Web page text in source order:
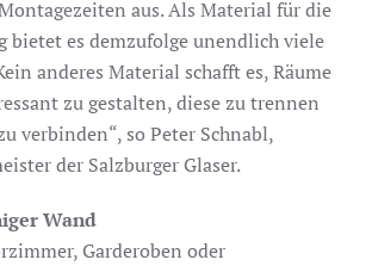
aus. Als Material für die
es demzufolge unendlich viele
anderes Material schafft es, Räume
zu gestalten, diese zu trennen
verbinden“, so Peter Schnabl,
der Salzburger Glaser.
Wand
Garderoben oder